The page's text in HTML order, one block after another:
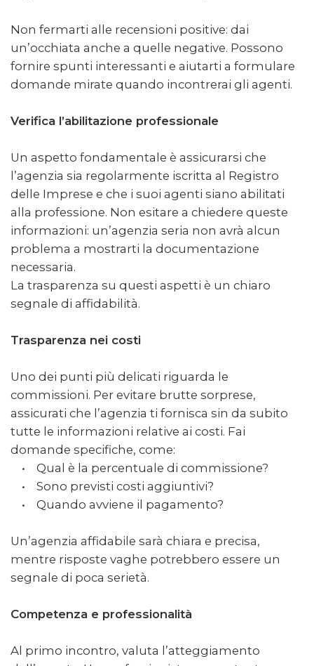
Non fermarti alle recensioni positive: dai
un’occhiata anche a quelle negative. Possono
fornire spunti interessanti e aiutarti a formulare
domande mirate quando incontrerai gli agenti.
Verifica l’abilitazione professionale
Un aspetto fondamentale è assicurarsi che
l’agenzia sia regolarmente iscritta al Registro
delle Imprese e che i suoi agenti siano abilitati
alla professione. Non esitare a chiedere queste
informazioni: un’agenzia seria non avrà alcun
problema a mostrarti la documentazione
necessaria.
La trasparenza su questi aspetti è un chiaro
segnale di affidabilità.
Trasparenza nei costi
Uno dei punti più delicati riguarda le
commissioni. Per evitare brutte sorprese,
assicurati che l’agenzia ti fornisca sin da subito
tutte le informazioni relative ai costi. Fai
domande specifiche, come:
• Qual è la percentuale di commissione?
• Sono previsti costi aggiuntivi?
• Quando avviene il pagamento?
Un’agenzia affidabile sarà chiara e precisa,
mentre risposte vaghe potrebbero essere un
segnale di poca serietà.
Competenza e professionalità
Al primo incontro, valuta l’atteggiamento